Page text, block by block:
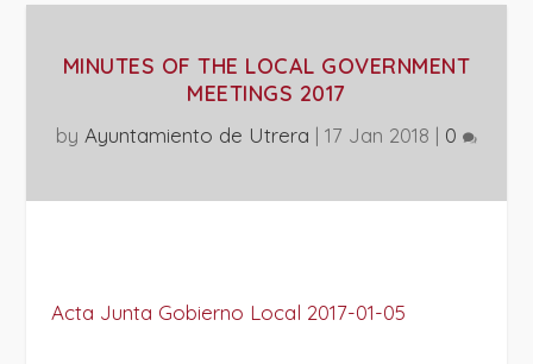
MINUTES OF THE LOCAL GOVERNMENT
MEETINGS 2017
by Ayuntamiento de Utrera | 17 Jan 2018 | 0
Acta Junta Gobierno Local 2017-01-05